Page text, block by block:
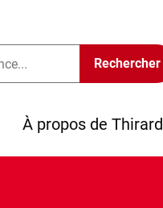
À propos de Thirard